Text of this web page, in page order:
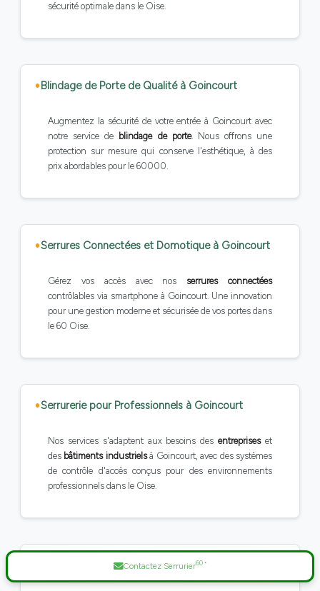
Contactez Serrurier60 *
sécurité optimale dans le Oise.
Blindage de Porte de Qualité à Goincourt
Augmentez la sécurité de votre entrée à Goincourt avec
notre service de blindage de porte. Nous offrons une
protection sur mesure qui conserve l'esthétique, à des
prix abordables pour le 60000.
Serrures Connectées et Domotique à Goincourt
Gérez vos accès avec nos serrures connectées
contrôlables via smartphone à Goincourt. Une innovation
pour une gestion moderne et sécurisée de vos portes dans
le 60 Oise.
Serrurerie pour Professionnels à Goincourt
Nos services s'adaptent aux besoins desentrepriseset
des bâtiments industrielsà Goincourt, avec des systèmes
de contrôle d'accès conçus pour des environnements
professionnels dans le Oise.
Gestion des Accès en Copropriété à Goincourt